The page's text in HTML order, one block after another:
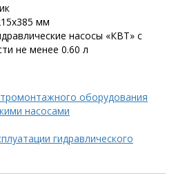
мм
насосы «КВТ» с
не менее 0.60 л
оборудования
насосами
гидравлического